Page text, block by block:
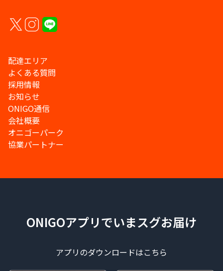
配達エリア
よくある質問
採用情報
お知らせ
ONIGO通信
会社概要
オニゴーパーク
協業パートナー
ONIGOアプリでいまスグお届け
アプリのダウンロードはこちら